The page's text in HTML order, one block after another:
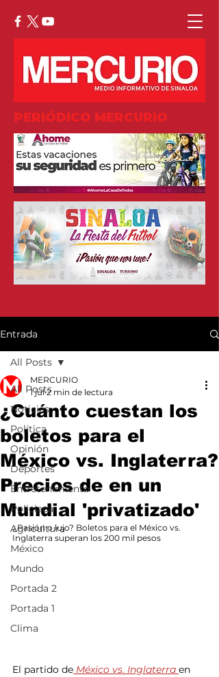
PERIÓDICO MERCURIO
Entrada
All Posts
Noticias
Política
Opinión
Deportes
Entretenimiento
Policiaca
Agricultura
México
Mundo
Portada 2
Portada 1
Clima
All Posts
¿Cuánto cuestan los
boletos para el
México vs. Inglaterra?
Precios de en un
Mundial 'privatizado'
MERCURIO
1 jul 2 min de lectura
¿Pasión o lujo? Boletos para el México vs.
Inglaterra superan los 200 mil pesos
El partido de México vs. Inglaterra en